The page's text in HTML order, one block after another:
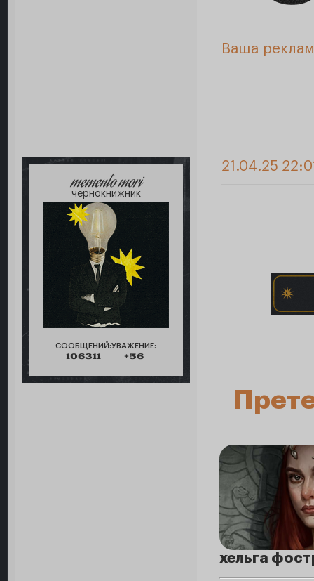
Ваша
memento mori
чернокнижник
СООБЩЕНИЙ:
106311
УВАЖЕНИЕ:
+56
21.04.25
хельга